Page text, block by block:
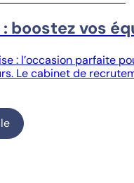
boostez vos
: l’occasion parfaite
Le cabinet de